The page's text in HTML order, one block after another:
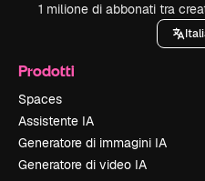
1 milione di abbonati tra
Prodotti
Spaces
Assistente IA
Generatore di immagini IA
Generatore di video IA